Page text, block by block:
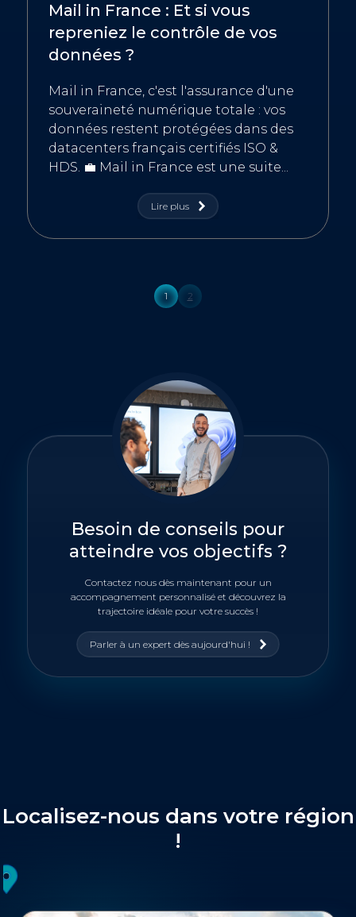
Mail in France : Et si vous
repreniez le contrôle de vos
données ?
Mail in France, c'est l'assurance d'une
souveraineté numérique totale : vos
données restent protégées dans des
datacenters français certifiés ISO &
HDS. 💼 Mail in France est une suite...
Lire plus
1 2
Besoin de conseils pour
atteindre vos objectifs ?
Contactez nous dès maintenant pour un
accompagnement personnalisé et découvrez la
trajectoire idéale pour votre succès !
Parler à un expert dès aujourd'hui !
Localisez-nous dans votre région
!